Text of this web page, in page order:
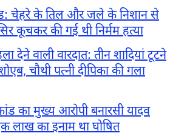
चेहरे के तिल और जले के निशान से
कूचकर की गई थी निर्मम हत्या
देने वाली वारदात: तीन शादियां टूटने
चौथी पत्नी दीपिका की गला
का मुख्य आरोपी बनारसी यादव
लाख का इनाम था घोषित